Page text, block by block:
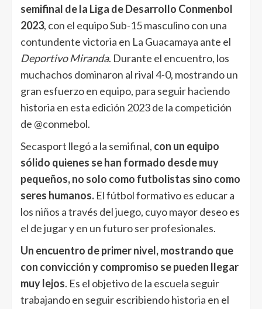
semifinal de la Liga de Desarrollo Conmenbol
2023, con el equipo Sub-15 masculino con una
contundente victoria en La Guacamaya ante el
Deportivo Miranda. Durante el encuentro, los
muchachos dominaron al rival 4-0, mostrando un
gran esfuerzo en equipo, para seguir haciendo
historia en esta edición 2023 de la competición
de @conmebol.
Secasport llegó a la semifinal, con un equipo
sólido quienes se han formado desde muy
pequeños, no solo como futbolistas sino como
seres humanos. El fútbol formativo es educar a
los niños a través del juego, cuyo mayor deseo es
el de jugar y en un futuro ser profesionales.
Un encuentro de primer nivel,mostrando que
con convicción y compromiso se pueden llegar
muy lejos. Es el objetivo de la escuela seguir
trabajando en seguir escribiendo historia en el